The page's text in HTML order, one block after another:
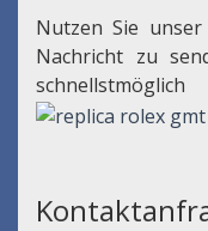
Nutzen Sie
Nachricht zu